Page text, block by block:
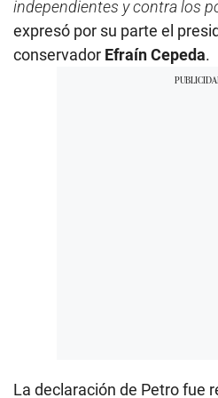
independientes y contra los
expresó por su parte el
conservador Efraín Cepeda.
La declaración de Petro fue